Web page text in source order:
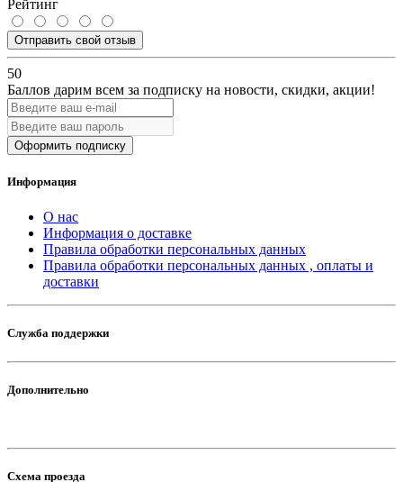
Рейтинг
Отправить свой отзыв
50
Баллов дарим всем за подписку на новости, скидки, акции!
Оформить подписку
Информация
О нас
Информация о доставке
Правила обработки персональных данных
Правила обработки персональных данных , оплаты и
доставки
Служба поддержки
Дополнительно
Схема проезда